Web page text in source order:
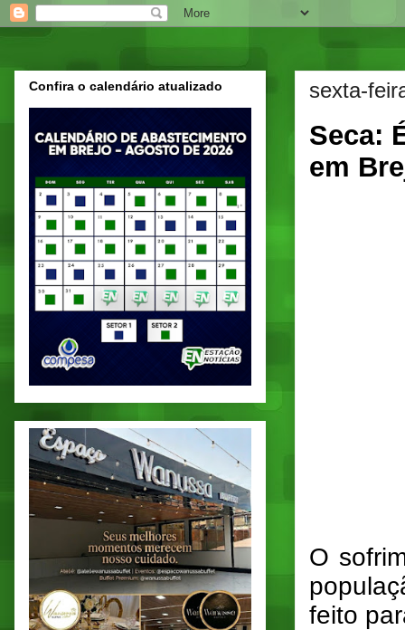
sexta-
Seca:
em
O
feito
Confira o calendário atualizado